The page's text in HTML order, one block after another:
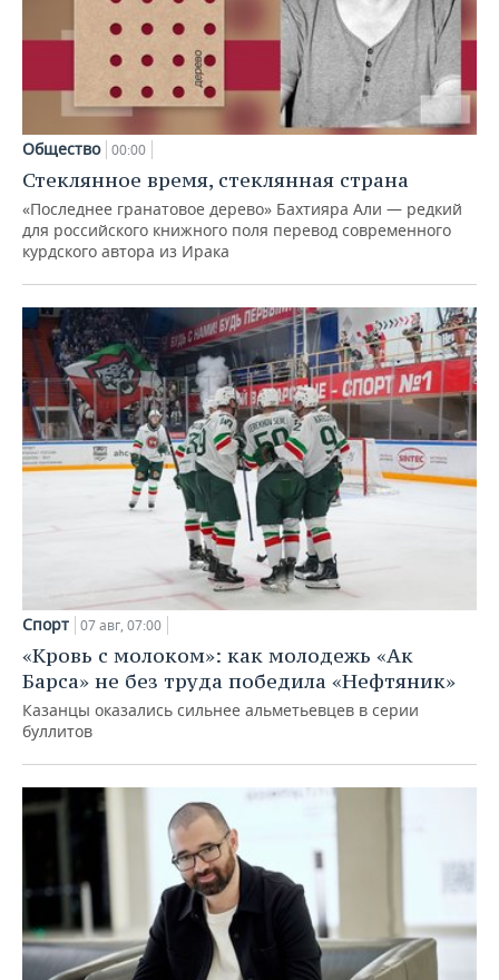
Общество 00:00
Стеклянное время, стеклянная страна
«Последнее гранатовое дерево» Бахтияра Али — редкий
для российского книжного поля перевод современного
курдского автора из Ирака
Спорт 07 авг, 07:00
«Кровь с молоком»: как молодежь «Ак
Барса» не без труда победила «Нефтяник»
Казанцы оказались сильнее альметьевцев в серии
буллитов